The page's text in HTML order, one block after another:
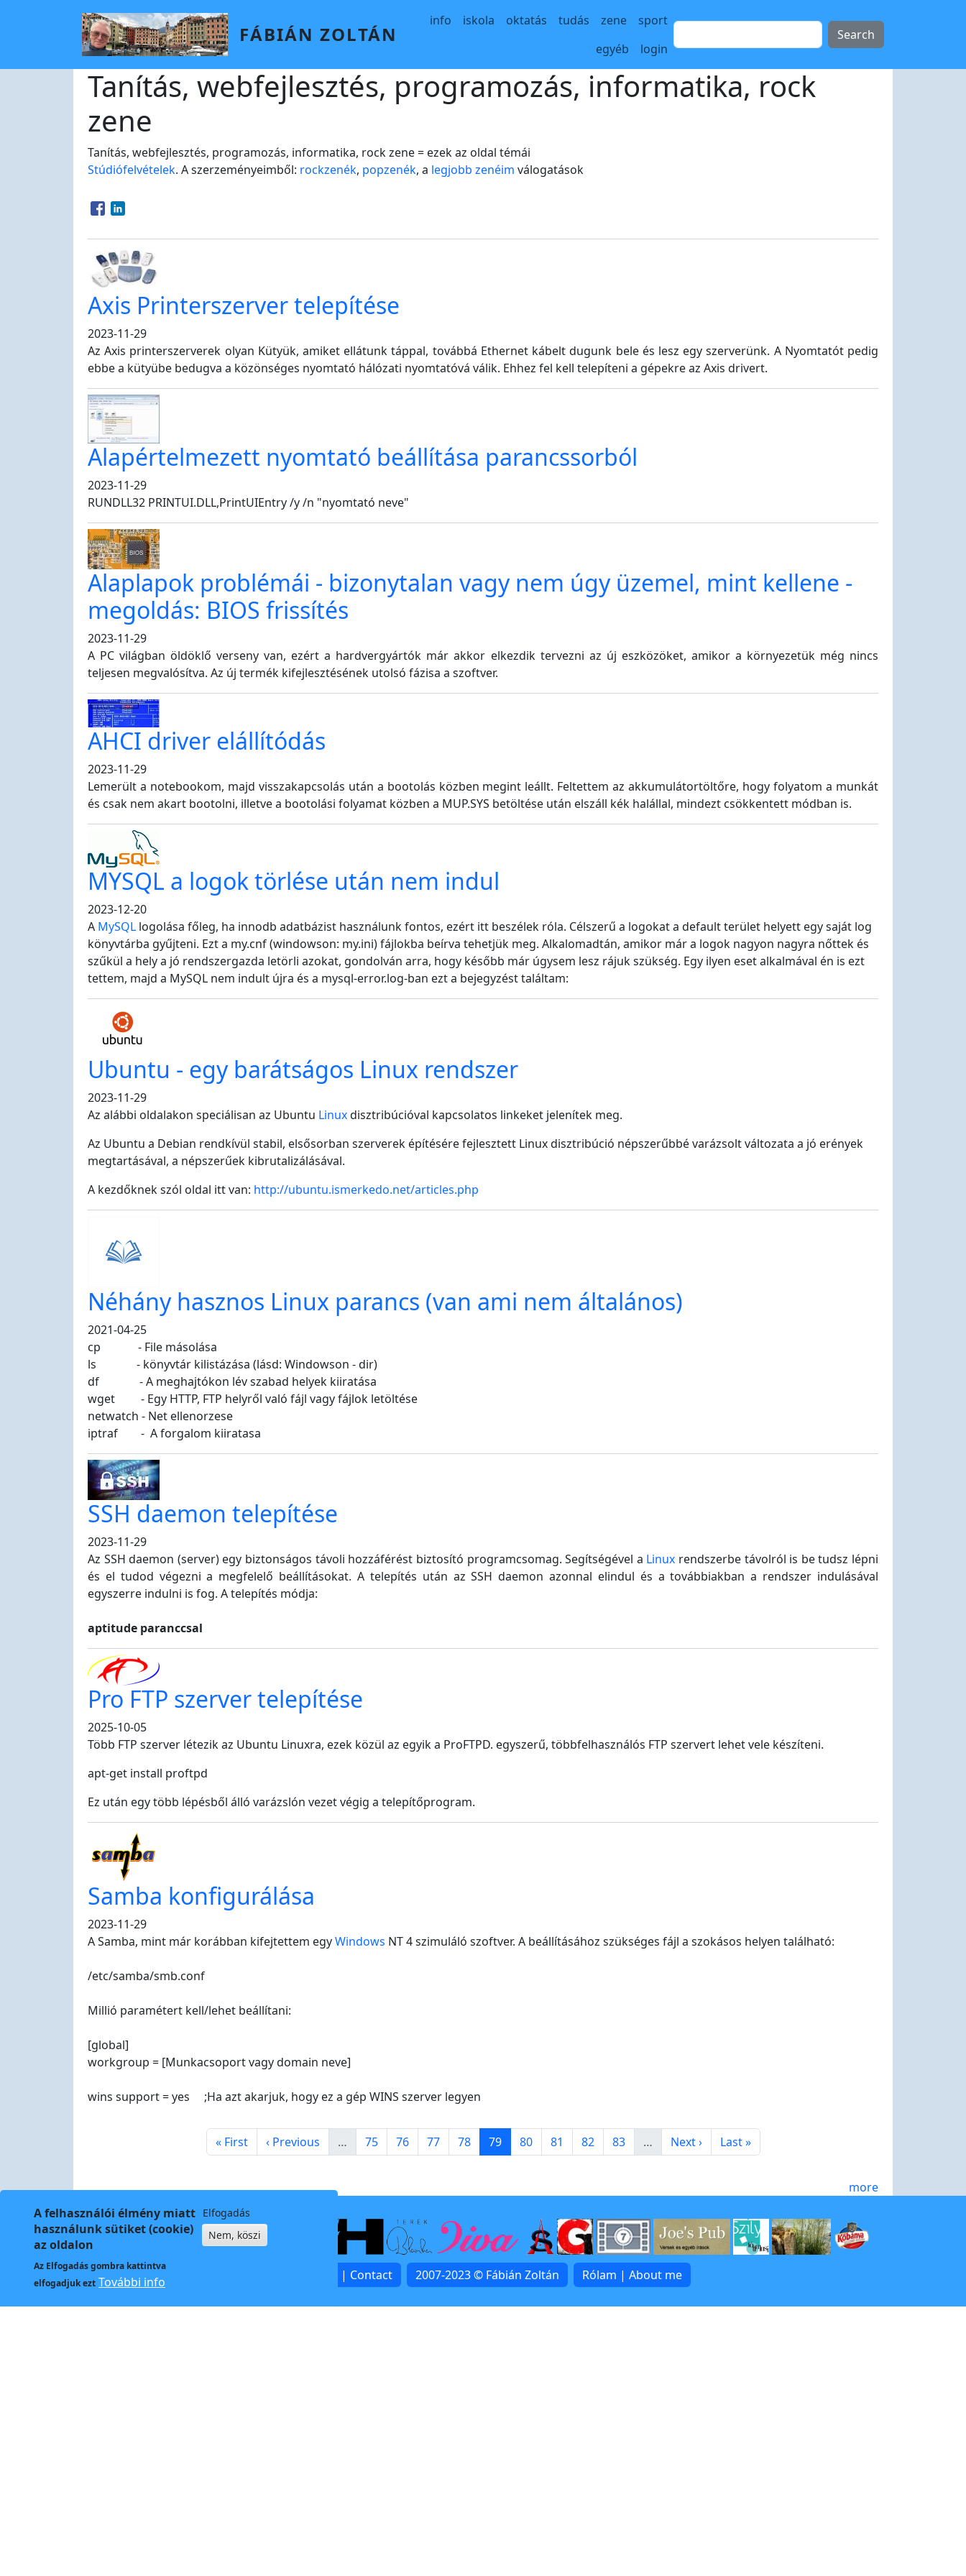
FÁBIÁN ZOLTÁN
Main navigation
info iskola oktatás tudás zene
sport
egyéb
login
Tanítás, webfejlesztés, programozás, informatika, rock
zene
Tanítás, webfejlesztés, programozás, informatika, rock zene = ezek az oldal témái
Stúdiófelvételek. A szerzeményeimből: rockzenék, popzenék, a legjobb zenéim válogatások
Opens in a new window
Opens in a new window
Axis Printerszerver telepítése
2023-11-29
Az Axis printerszerverek olyan Kütyük, amiket ellátunk táppal, továbbá Ethernet kábelt dugunk bele és lesz egy szerverünk. A Nyomtatót pedig
ebbe a kütyübe bedugva a közönséges nyomtató hálózati nyomtatóvá válik. Ehhez fel kell telepíteni a gépekre az Axis drivert.
Alapértelmezett nyomtató beállítása parancssorból
2023-11-29
RUNDLL32 PRINTUI.DLL,PrintUIEntry /y /n "nyomtató neve"
Alaplapok problémái - bizonytalan vagy nem úgy üzemel, mint kellene -
megoldás: BIOS frissítés
2023-11-29
A PC világban öldöklő verseny van, ezért a hardvergyártók már akkor elkezdik tervezni az új eszközöket, amikor a környezetük még nincs
teljesen megvalósítva. Az új termék kifejlesztésének utolsó fázisa a szoftver.
AHCI driver elállítódás
2023-11-29
Lemerült a notebookom, majd visszakapcsolás után a bootolás közben megint leállt. Feltettem az akkumulátortöltőre, hogy folyatom a munkát
és csak nem akart bootolni, illetve a bootolási folyamat közben a MUP.SYS betöltése után elszáll kék halállal, mindezt csökkentett módban is.
MYSQL a logok törlése után nem indul
2023-12-20
A MySQL logolása főleg, ha innodb adatbázist használunk fontos, ezért itt beszélek róla. Célszerű a logokat a default terület helyett egy saját log
könyvtárba gyűjteni. Ezt a my.cnf (windowson: my.ini) fájlokba beírva tehetjük meg. Alkalomadtán, amikor már a logok nagyon nagyra nőttek és
szűkül a hely a jó rendszergazda letörli azokat, gondolván arra, hogy később már úgysem lesz rájuk szükség. Egy ilyen eset alkalmával én is ezt
tettem, majd a MySQL nem indult újra és a mysql-error.log-ban ezt a bejegyzést találtam:
Ubuntu - egy barátságos Linux rendszer
2023-11-29
Az alábbi oldalakon speciálisan az Ubuntu Linuxdisztribúcióval kapcsolatos linkeket jelenítek meg.
Az Ubuntu a Debian rendkívül stabil, elsősorban szerverek építésére fejlesztett Linux disztribúció népszerűbbé varázsolt változata a jó erények
megtartásával, a népszerűek kibrutalizálásával.
A kezdőknek szól oldal itt van: http://ubuntu.ismerkedo.net/articles.php
Néhány hasznos Linux parancs (van ami nem általános)
2021-04-25
cp - File másolása
ls - könyvtár kilistázása (lásd: Windowson - dir)
df - A meghajtókon lév szabad helyek kiiratása
wget - Egy HTTP, FTP helyről való fájl vagy fájlok letöltése
netwatch - Net ellenorzese
iptraf - A forgalom kiiratasa
SSH daemon telepítése
2023-11-29
Az SSH daemon (server) egy biztonságos távoli hozzáférést biztosító programcsomag. Segítségével a Linux rendszerbe távolról is be tudsz lépni
és el tudod végezni a megfelelő beállításokat. A telepítés után az SSH daemon azonnal elindul és a továbbiakban a rendszer indulásával
egyszerre indulni is fog. A telepítés módja:
aptitude paranccsal
Pro FTP szerver telepítése
2025-10-05
Több FTP szerver létezik az Ubuntu Linuxra, ezek közül az egyik a ProFTPD. egyszerű, többfelhasználós FTP szervert lehet vele készíteni.
apt-get install proftpd
Ez után egy több lépésből álló varázslón vezet végig a telepítőprogram.
Samba konfigurálása
2023-11-29
A Samba, mint már korábban kifejtettem egyWindows NT 4 szimuláló szoftver. A beállításához szükséges fájl a szokásos helyen található:
/etc/samba/smb.conf
Millió paramétert kell/lehet beállítani:
[global]
workgroup = [Munkacsoport vagy domain neve]
wins support = yes ;Ha azt akarjuk, hogy ez a gép WINS szerver legyen
First page
« First Previous page
‹ Previous … Page
75 Page
76 Page
77 Page
78 Page
79 Page
80 Page
81 Page
82 Page
83 … Next page
Next › Last page
Last »
more
Kapcsolat | Contact 2007-2023 © Fábián Zoltán Rólam | About me
A felhasználói élmény miatt
használunk sütiket (cookie)
az oldalon
Az Elfogadásgombra kattintva
elfogadjuk ezt További info
Elfogadás
Nem, köszi